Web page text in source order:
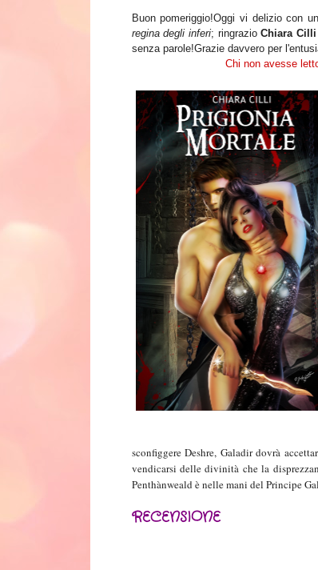
Buon pomeriggio!Oggi vi delizio con
regina degli inferi; ringrazioChiara Cilli
senza parole!Grazie davvero per
Chi non avesse
sconfiggere Deshre, Galadir dovrà
vendicarsi delle divinità che la
Penthànweald è nelle mani del Principe
RECENSIONE